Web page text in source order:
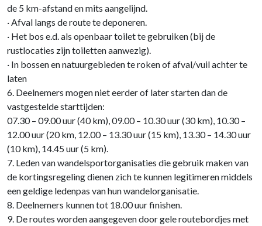
de 5 km-afstand en mits aangelijnd.
· Afval langs de route te deponeren.
· Het bos e.d. als openbaar toilet te gebruiken (bij de
rustlocaties zijn toiletten aanwezig).
· In bossen en natuurgebieden te roken of afval/vuil achter te
laten
6. Deelnemers mogen niet eerder of later starten dan de
vastgestelde starttijden:
07.30 – 09.00 uur (40 km), 09.00 – 10.30 uur (30 km), 10.30 –
12.00 uur (20 km, 12.00 – 13.30 uur (15 km), 13.30 – 14.30 uur
(10 km), 14.45 uur (5 km).
7. Leden van wandelsportorganisaties die gebruik maken van
de kortingsregeling dienen zich te kunnen legitimeren middels
een geldige ledenpas van hun wandelorganisatie.
8. Deelnemers kunnen tot 18.00 uur finishen.
9. De routes worden aangegeven door gele routebordjes met